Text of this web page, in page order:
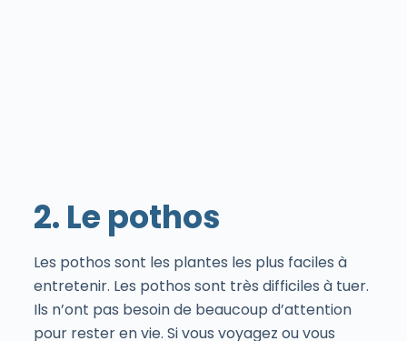
2. Le pothos
Les pothos sont les plantes les plus faciles à
entretenir. Les pothos sont très difficiles à tuer.
Ils n’ont pas besoin de beaucoup d’attention
pour rester en vie. Si vous voyagez ou vous